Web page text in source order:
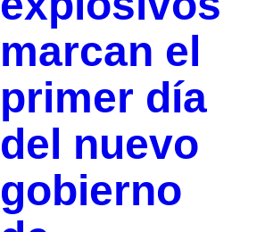
marcan el
primer día
del nuevo
gobierno